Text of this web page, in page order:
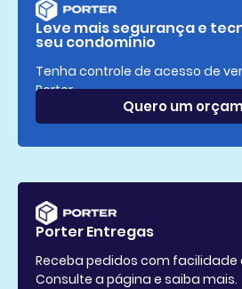
Leve mais segurança e
seu condomínio
Tenha controle de acesso de
Porter.
Quero um
Porter Entregas
Receba pedidos com facilidade
Consulte a página e saiba mais.